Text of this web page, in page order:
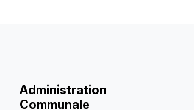
Administration
Communale